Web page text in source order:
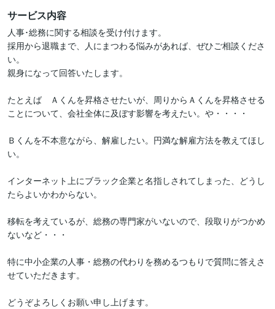
サービス内容
人事･総務に関する相談を受け付けます。
採用から退職まで、人にまつわる悩みがあれば、ぜひご相談くださ
い。
親身になって回答いたします。
たとえば　Ａくんを昇格させたいが、周りからＡくんを昇格させる
ことについて、会社全体に及ぼす影響を考えたい。や・・・・
Ｂくんを不本意ながら、解雇したい。円満な解雇方法を教えてほし
い。
インターネット上にブラック企業と名指しされてしまった、どうし
たらよいかわからない。
移転を考えているが、総務の専門家がいないので、段取りがつかめ
ないなど・・・
特に中小企業の人事・総務の代わりを務めるつもりで質問に答えさ
せていただきます。
どうぞよろしくお願い申し上げます。